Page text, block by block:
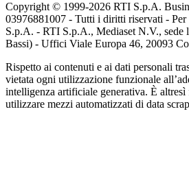
Copyright © 1999-2026 RTI S.p.A.
03976881007 - Tutti i diritti riservati -
S.p.A. - RTI S.p.A., Mediaset N.V., sede
Bassi) - Uffici Viale Europa 46, 20093
Rispetto ai contenuti e ai dati personali
vietata ogni utilizzazione funzionale
intelligenza artificiale generativa. È altresì
utilizzare mezzi automatizzati di data